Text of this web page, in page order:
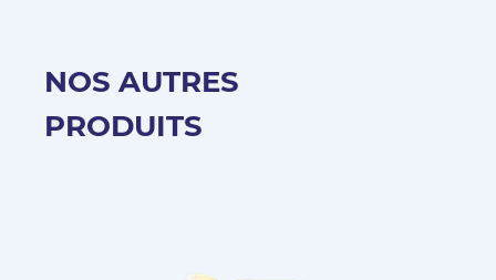
NOS AUTRES
PRODUITS